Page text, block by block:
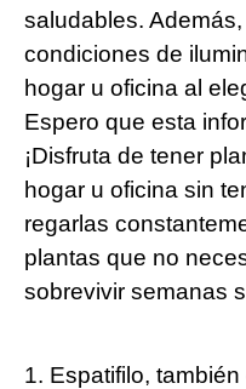
saludables.
condiciones de
hogar u oficina al
Espero que esta
¡Disfruta de tener
hogar u oficina sin
regarlas
plantas que no
sobrevivir semanas
1. Espatifilo,